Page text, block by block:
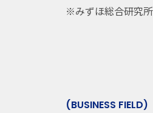
※みずほ総合研究
(BUSINESS FIELD)